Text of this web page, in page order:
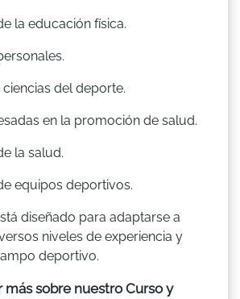
la educación física.
del deporte.
en la promoción de salud.
la salud.
equipos deportivos.
diseñado para adaptarse a
niveles de experiencia y
deportivo.
más sobre nuestro Curso y